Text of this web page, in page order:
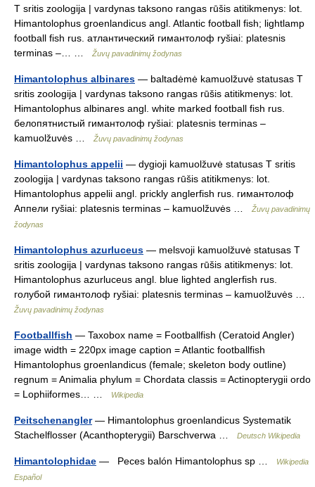
T sritis zoologija | vardynas taksono rangas rūšis atitikmenys: lot.
Himantolophus groenlandicus angl. Atlantic football fish; lightlamp
football fish rus. атлантический гимантолоф ryšiai: platesnis
terminas –… …
Žuvų pavadinimų žodynas
Himantolophus albinares — baltadėmė kamuolžuvė statusas T
sritis zoologija | vardynas taksono rangas rūšis atitikmenys: lot.
Himantolophus albinares angl. white marked football fish rus.
белопятнистый гимантолоф ryšiai: platesnis terminas –
kamuolžuvės …
Žuvų pavadinimų žodynas
Himantolophus appelii — dygioji kamuolžuvė statusas T sritis
zoologija | vardynas taksono rangas rūšis atitikmenys: lot.
Himantolophus appelii angl. prickly anglerfish rus. гимантолоф
Аппели ryšiai: platesnis terminas – kamuolžuvės …
Žuvų pavadinimų
žodynas
Himantolophus azurluceus — melsvoji kamuolžuvė statusas T
sritis zoologija | vardynas taksono rangas rūšis atitikmenys: lot.
Himantolophus azurluceus angl. blue lighted anglerfish rus.
голубой гимантолоф ryšiai: platesnis terminas – kamuolžuvės …
Žuvų pavadinimų žodynas
Footballfish — Taxobox name = Footballfish (Ceratoid Angler)
image width = 220px image caption = Atlantic footballfish
Himantolophus groenlandicus (female; skeleton body outline)
regnum = Animalia phylum = Chordata classis = Actinopterygii ordo
= Lophiiformes… …
Wikipedia
Peitschenangler— Himantolophus groenlandicus Systematik
Stachelflosser (Acanthopterygii) Barschverwa …
Deutsch Wikipedia
Himantolophidae — Peces balón Himantolophus sp …
Wikipedia
Español